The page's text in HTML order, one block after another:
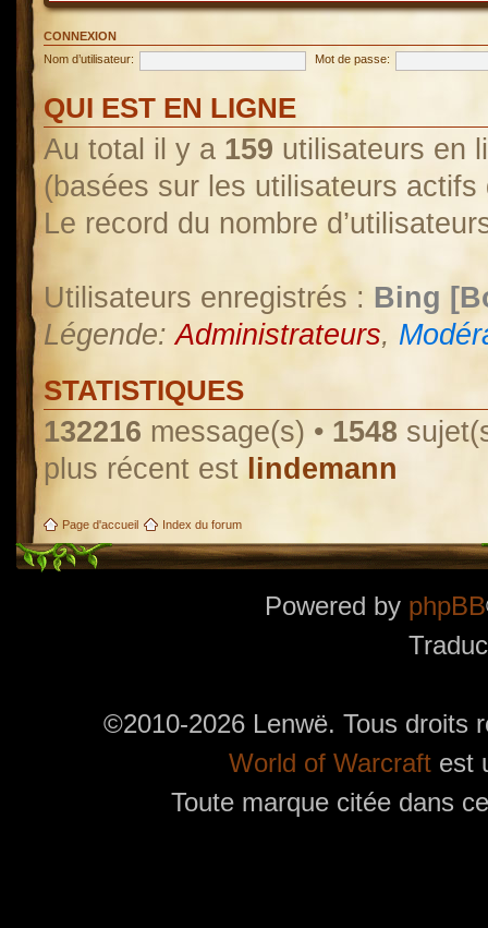
CONNEXION
Nom d’utilisateur:
Mot de passe:
QUI EST EN LIGNE
Au total il y a 159 utilisateurs en
(basées sur les utilisateurs
Le record du nombre
Utilisateurs enregistrés : Bing
Légende:Administrateurs,
STATISTIQUES
132216 message(s) • 1548
plus récent est lindemann
Page d'accueil Index du forum
Powered by phpBB
©2010-2026 Lenwë. Tous droits
World of Warcraftest
Toute marque citée dans